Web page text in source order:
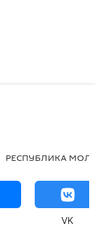
РЕСПУБЛИКА
VK